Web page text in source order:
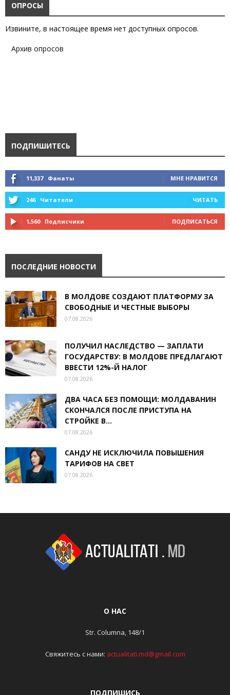
ОПРОСЫ
Извините, в настоящее время нет доступных опросов.
Архив опросов
ПОДПИШИТЕСЬ
11,337 Фанаты МНЕ НРАВИТСЯ
246 Читатели ЧИТАТЬ
1,560 Подписчики ПОДПИСАТЬСЯ
ПОСЛЕДНИЕ НОВОСТИ
В МОЛДОВЕ СОЗДАЮТ ПЛАТФОРМУ ЗА
СВОБОДНЫЕ И ЧЕСТНЫЕ ВЫБОРЫ
07.08.2026
ПОЛУЧИЛ НАСЛЕДСТВО — ЗАПЛАТИ
ГОСУДАРСТВУ: В МОЛДОВЕ ПРЕДЛАГАЮТ
ВВЕСТИ 12%-Й НАЛОГ
07.08.2026
ДВА ЧАСА БЕЗ ПОМОЩИ: МОЛДАВАНИН
СКОНЧАЛСЯ ПОСЛЕ ПРИСТУПА НА
СТРОЙКЕ В...
07.08.2026
САНДУ НЕ ИСКЛЮЧИЛА ПОВЫШЕНИЯ
ТАРИФОВ НА СВЕТ
07.08.2026
О НАС
Str. Columna, 148/1
Свяжитесь с нами: actualitati.md@gmail.com
ПОДПИШИСЬ